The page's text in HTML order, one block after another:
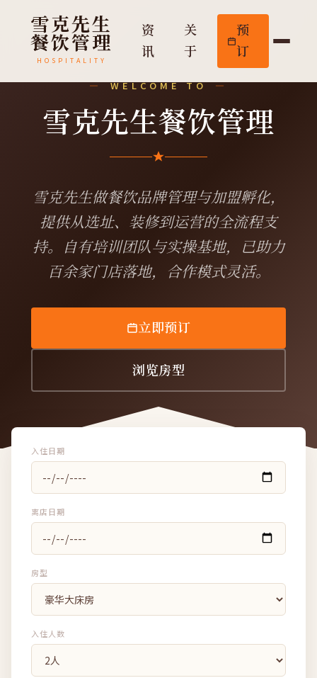
雪克先生
餐饮管理
HOSPITALITY
资
讯
关
于
预
订
WELCOME TO
雪克先生餐饮管理
雪克先生做餐饮品牌管理与加盟孵化，
提供从选址、装修到运营的全流程支
持。自有培训团队与实操基地，已助力
百余家门店落地，合作模式灵活。
立即预订
浏览房型
入住日期
离店日期
房型
入住人数